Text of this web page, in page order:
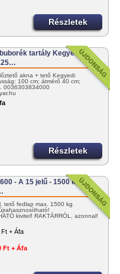
Részletek
tartály Kegyedi
akna + tető Kegyedi
100 cm; átmérő 40 cm;
0036303834000
Részletek
- A 15 jelű - 1500 kg
tető fedlap max. 1500 kg
kivitel! RAKTÁRRÓL, azonnal!
+ Áfa
Ft + Áfa